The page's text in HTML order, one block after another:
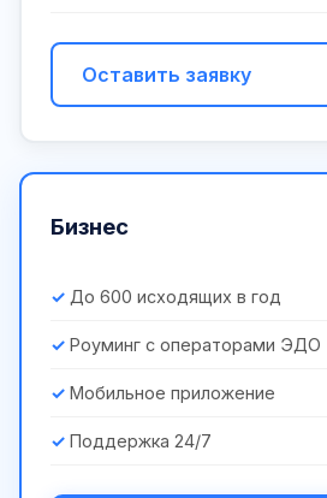
Оставить заявку
Бизнес
До 600 исходящих в год
Роуминг с операторами ЭДО
Мобильное приложение
Поддержка 24/7